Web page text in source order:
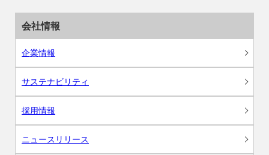
会社情報
企業情報
サステナビリティ
採用情報
ニュースリリース